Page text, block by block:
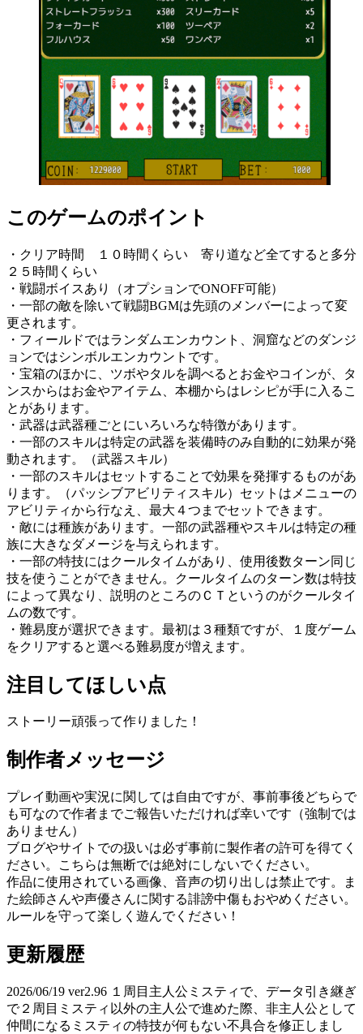
このゲームのポイント
・クリア時間 １０時間くらい 寄り道など全てすると多分
２５時間くらい
・戦闘ボイスあり（オプションでONOFF可能）
・一部の敵を除いて戦闘BGMは先頭のメンバーによって変
更されます。
・フィールドではランダムエンカウント、洞窟などのダンジ
ョンではシンボルエンカウントです。
・宝箱のほかに、ツボやタルを調べるとお金やコインが、タ
ンスからはお金やアイテム、本棚からはレシピが手に入るこ
とがあります。
・武器は武器種ごとにいろいろな特徴があります。
・一部のスキルは特定の武器を装備時のみ自動的に効果が発
動されます。（武器スキル）
・一部のスキルはセットすることで効果を発揮するものがあ
ります。（パッシブアビリティスキル）セットはメニューの
アビリティから行なえ、最大４つまでセットできます。
・敵には種族があります。一部の武器種やスキルは特定の種
族に大きなダメージを与えられます。
・一部の特技にはクールタイムがあり、使用後数ターン同じ
技を使うことができません。クールタイムのターン数は特技
によって異なり、説明のところのＣＴというのがクールタイ
ムの数です。
・難易度が選択できます。最初は３種類ですが、１度ゲーム
をクリアすると選べる難易度が増えます。
注目してほしい点
ストーリー頑張って作りました！
制作者メッセージ
プレイ動画や実況に関しては自由ですが、事前事後どちらで
も可なので作者までご報告いただければ幸いです（強制では
ありません）
ブログやサイトでの扱いは必ず事前に製作者の許可を得てく
ださい。こちらは無断では絶対にしないでください。
作品に使用されている画像、音声の切り出しは禁止です。ま
た絵師さんや声優さんに関する誹謗中傷もおやめください。
ルールを守って楽しく遊んでください！
更新履歴
2026/06/19 ver2.96 １周目主人公ミスティで、データ引き継ぎ
で２周目ミスティ以外の主人公で進めた際、非主人公として
仲間になるミスティの特技が何もない不具合を修正しまし